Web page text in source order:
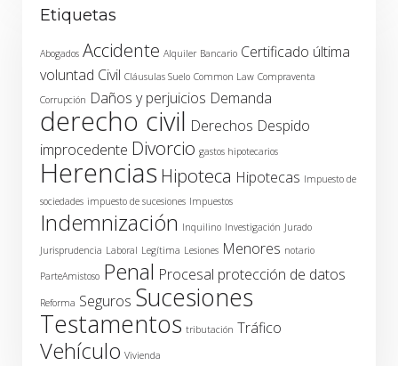
Etiquetas
Abogados Accidente Alquiler Bancario Certificado última
voluntad Civil Cláusulas Suelo Common Law Compraventa
Corrupción Daños y perjuicios Demanda
derecho civil Derechos Despido
improcedente Divorcio gastos hipotecarios
Herencias Hipoteca Hipotecas Impuesto de
sociedades impuesto de sucesiones Impuestos
Indemnización Inquilino Investigación Jurado
Jurisprudencia Laboral Legítima Lesiones Menores notario
ParteAmistoso Penal Procesal protección de datos
Reforma Seguros Sucesiones
Testamentos tributación Tráfico
Vehículo Vivienda